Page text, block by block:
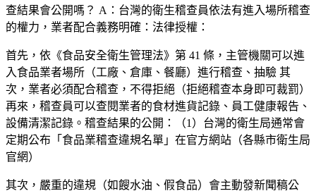
查結果會公開嗎？ A：台灣的衛生稽查員依法有進入場所稽查
的權力，業者配合義務明確：法律授權：
首先，依《食品安全衛生管理法》第 41 條，主管機關可以進
入食品業者場所（工廠、倉庫、餐廳）進行稽查、抽驗 其
次，業者必須配合稽查，不得拒絕（拒絕稽查本身即可裁罰）
再來，稽查員可以查閱業者的食材進貨記錄、員工健康報告、
設備清潔記錄。稽查結果的公開：（1）台灣的衛生局通常會
定期公布「食品業稽查違規名單」在官方網站（各縣市衛生局
官網）
其次，嚴重的違規（如餿水油、假食品）會主動發新聞稿公